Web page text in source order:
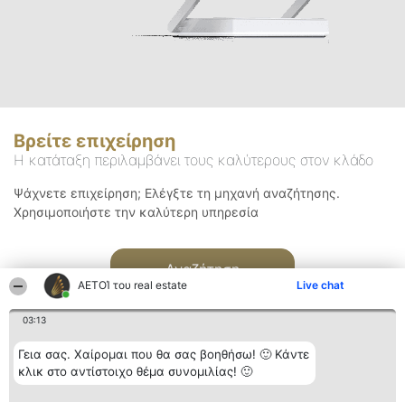
ΑΕΤΟΊ του real estate Live chat
03:13
Γεια σας. Χαίρομαι που θα σας βοηθήσω! 🙂 Κάντε
κλικ στο αντίστοιχο θέμα συνομιλίας! 🙂
Βρείτε επιχείρηση
Η κατάταξη περιλαμβάνει τους καλύτερους στον κλάδο
Ψάχνετε επιχείρηση; Ελέγξτε τη μηχανή αναζήτησης.
Χρησιμοποιήστε την καλύτερη υπηρεσία
Αναζήτηση